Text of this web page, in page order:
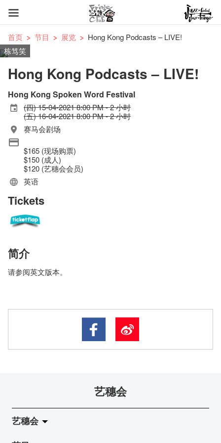
首页 节目 展览
Hong Kong Podcasts – LIVE!
栋笃笑
Hong Kong Podcasts – LIVE!
Hong Kong Spoken Word Festival
(四) 15-04-2021 8:00 PM - 2 小时
(五) 16-04-2021 8:00 PM - 2 小时
赛马会剧场
$165 (现场购票)
$150 (成人)
$120 (艺穗会会员)
英语
Tickets
简介
请参阅英文版本。
艺穗会
艺穗会